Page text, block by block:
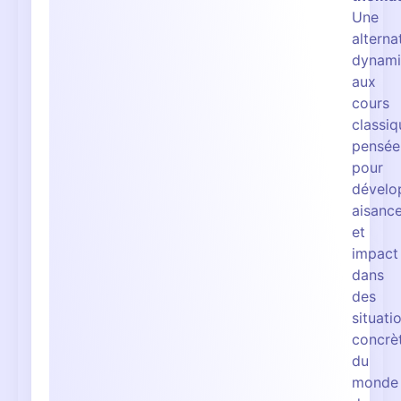
Une
aux
cours
pensée
pour
et
impact
dans
des
du
monde